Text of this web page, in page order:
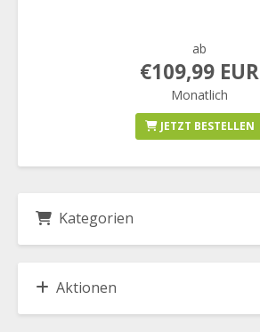
ab
€109,99 EUR
Monatlich
JETZT BESTELLEN
Kategorien
Aktionen